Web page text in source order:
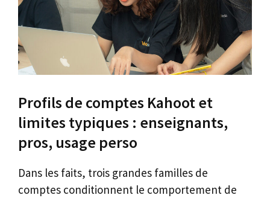
Profils de comptes Kahoot et
limites typiques : enseignants,
pros, usage perso
Dans les faits, trois grandes familles de
comptes conditionnent le comportement de